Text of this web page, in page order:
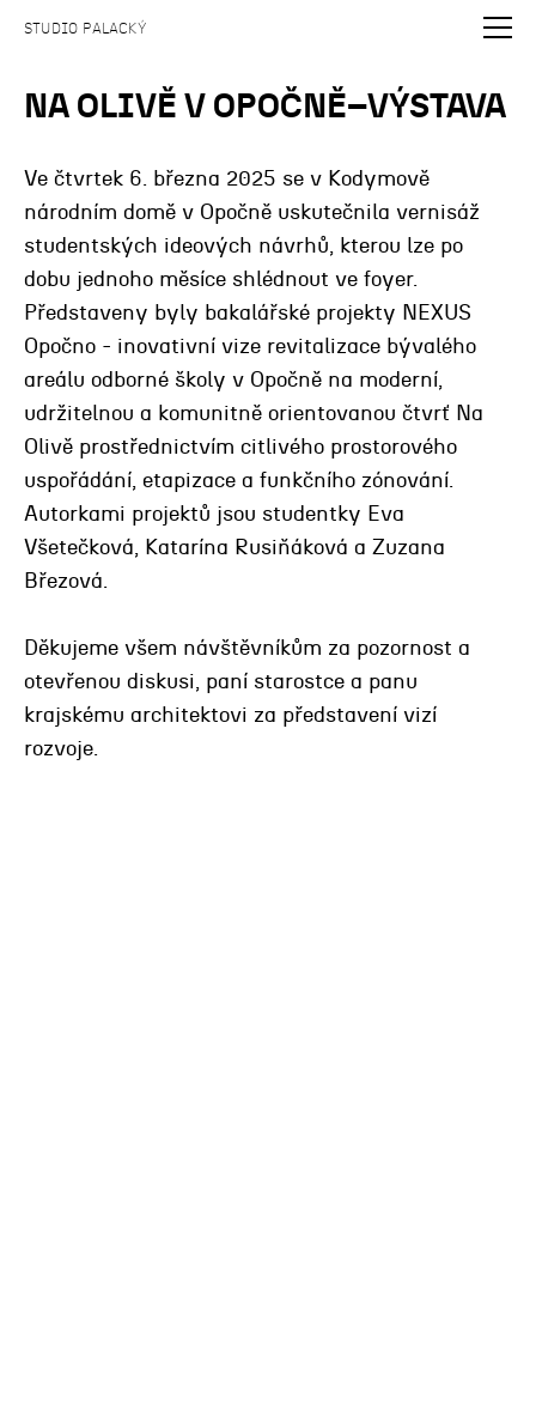
STUDIO PALACKÝ
NA OLIVĚ V OPOČNĚ–VÝSTAVA
Ve čtvrtek 6. března 2025 se v Kodymově
národním domě v Opočně uskutečnila vernisáž
studentských ideových návrhů, kterou lze po
dobu jednoho měsíce shlédnout ve foyer.
Představeny byly bakalářské projekty NEXUS
Opočno - inovativní vize revitalizace bývalého
areálu odborné školy v Opočně na moderní,
udržitelnou a komunitně orientovanou čtvrť Na
Olivě prostřednictvím citlivého prostorového
uspořádání, etapizace a funkčního zónování.
Autorkami projektů jsou studentky Eva
Všetečková, Katarína Rusiňáková a Zuzana
Březová.
Děkujeme všem návštěvníkům za pozornost a
otevřenou diskusi, paní starostce a panu
krajskému architektovi za představení vizí
rozvoje.